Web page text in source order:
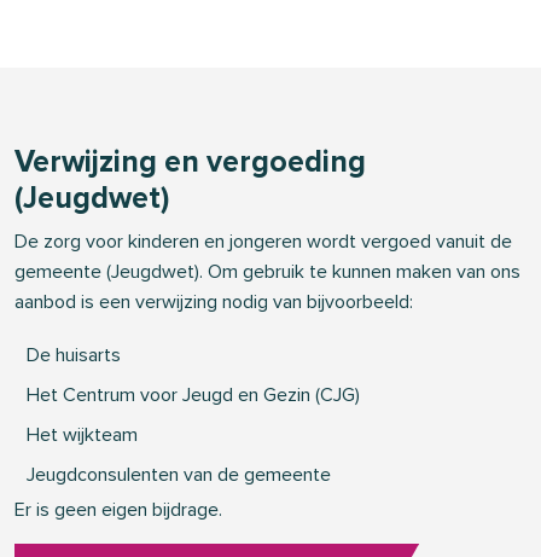
Verwijzing en vergoeding
(Jeugdwet)
De zorg voor kinderen en jongeren wordt vergoed vanuit de
gemeente (Jeugdwet). Om gebruik te kunnen maken van ons
aanbod is een verwijzing nodig van bijvoorbeeld:
De huisarts
Het Centrum voor Jeugd en Gezin (CJG)
Het wijkteam
Jeugdconsulenten van de gemeente
Er is geen eigen bijdrage.